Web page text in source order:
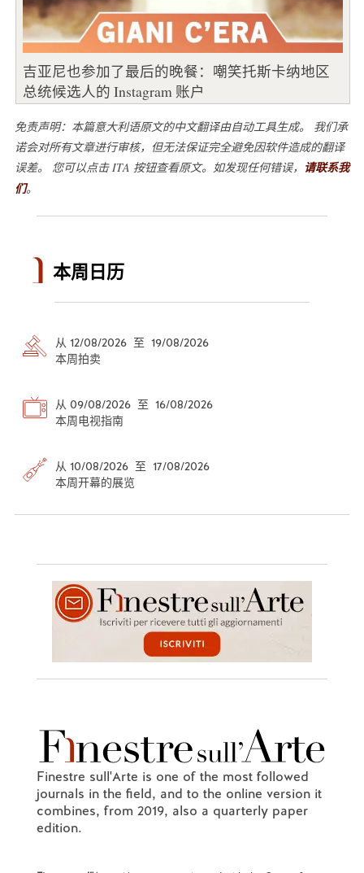
吉亚尼也参加了最后的晚餐：嘲笑托斯卡纳地区
总统候选人的 Instagram 账户
免责声明：本篇意大利语原文的中文翻译由自动工具生成。 我们承
诺会对所有文章进行审核，但无法保证完全避免因软件造成的翻译
误差。 您可以点击 ITA 按钮查看原文。如发现任何错误， 请联系我
们。
本周日历
从 12/08/2026 至 19/08/2026
本周拍卖
从 09/08/2026 至 16/08/2026
本周电视指南
从 10/08/2026 至 17/08/2026
本周开幕的展览
Finestre sull'Arte is one of the most followed
journals in the field, and to the online version it
combines, from 2019, also a quarterly paper
edition.